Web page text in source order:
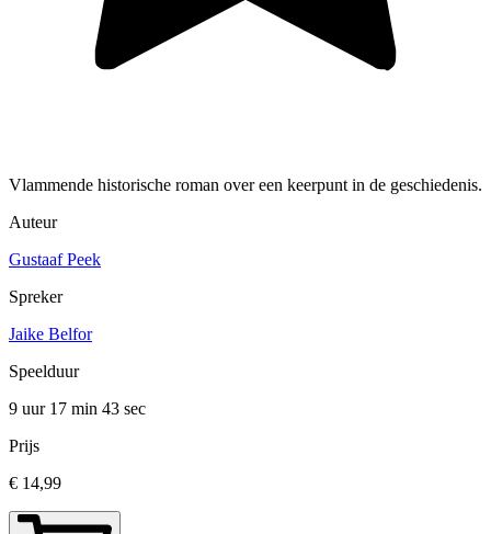
Vlammende historische roman over een keerpunt in de geschiedenis.
Auteur
Gustaaf Peek
Spreker
Jaike Belfor
Speelduur
9 uur 17 min 43 sec
Prijs
€ 14,99